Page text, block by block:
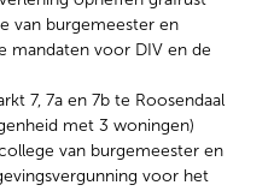
van burgemeester en
mandaten voor DIV en de
7, 7a en 7b te Roosendaal
met 3 woningen)
van burgemeester en
voor het